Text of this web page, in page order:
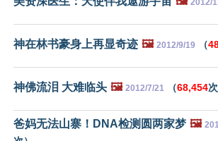
2012/
神在林书豪身上再显奇迹 🖼️ 2012/9/19 （
神佛流泪 大难临头 🖼️ 2012/7/21 （68,454次
爸妈无法山寨！DNA检测圆两家梦 🖼️